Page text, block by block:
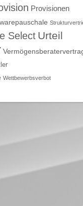
Provisionen
Select Urteil
Wettbewerbsverbot